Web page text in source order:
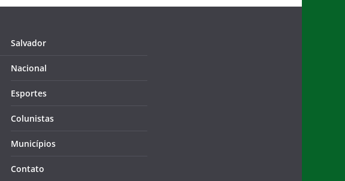
Salvador
Nacional
Esportes
Colunistas
Municípios
Contato